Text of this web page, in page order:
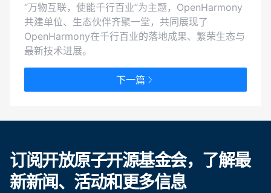
“万物互联，使能千行百业”为主题，OpenHarmony
共建单位、生态伙伴齐聚一堂，共同展现了
OpenHarmony在千行百业的落地成果、繁荣生态与
最新技术进展。
下一篇
订阅开放原子开源基金会，了解最
新新闻、活动和更多信息